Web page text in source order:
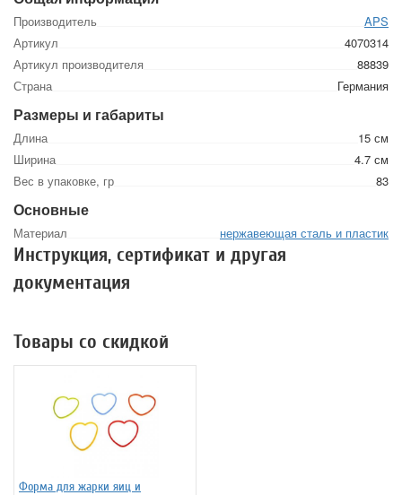
Производитель
APS
Артикул
4070314
Артикул производителя
88839
Страна
Германия
Размеры и габариты
Длина
15 см
Ширина
4.7 см
Вес в упаковке, гр
83
Основные
Материал нержавеющая сталь и пластик
Инструкция, сертификат и другая
документация
Товары со скидкой
Форма для жарки яиц и